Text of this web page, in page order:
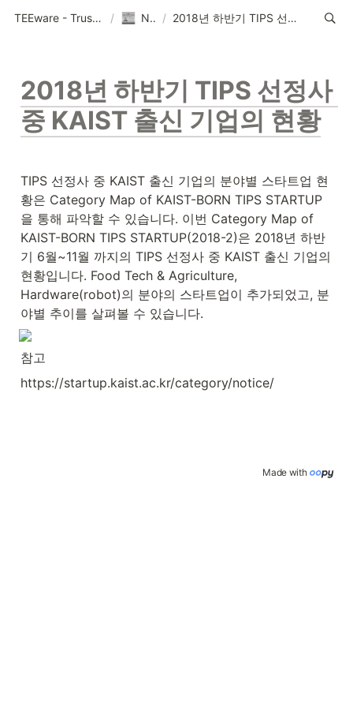
TEEware - Trustworthy Security Solution Provider / News / 2018년 하반기 TIPS 선정사 중 KAIST 출신 기업의 현황
2018년 하반기 TIPS 선정사
중 KAIST 출신 기업의 현황
TIPS 선정사 중 KAIST 출신 기업의 분야별 스타트업 현
황은 Category Map of KAIST-BORN TIPS STARTUP
을 통해 파악할 수 있습니다. 이번 Category Map of
KAIST-BORN TIPS STARTUP(2018-2)은 2018년 하반
기 6월~11월 까지의 TIPS 선정사 중 KAIST 출신 기업의
현황입니다. Food Tech & Agriculture,
Hardware(robot)의 분야의 스타트업이 추가되었고, 분
야별 추이를 살펴볼 수 있습니다.
참고
https://startup.kaist.ac.kr/category/notice/
Made with